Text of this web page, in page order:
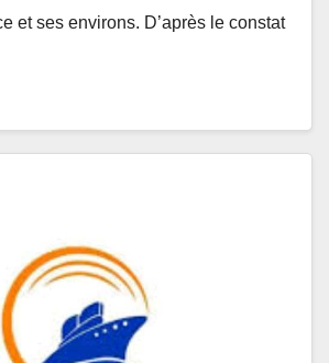
et ses environs. D’après le constat